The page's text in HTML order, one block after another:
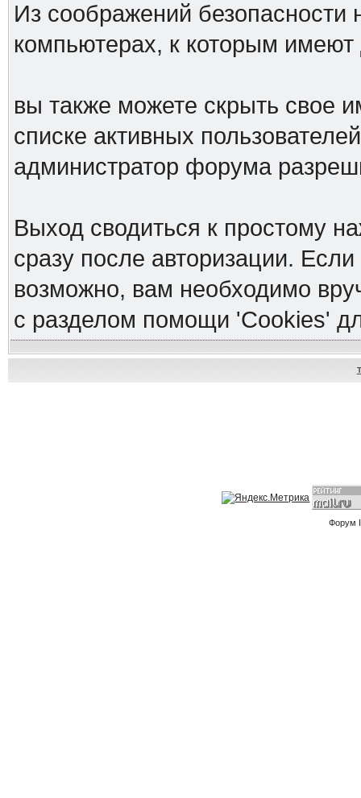
Из соображений
компьютерах, к которым имеют
вы также можете скрыть свое
списке активных
администратор форума
Выход сводиться к простому
сразу после авторизации.
возможно, вам необходимо
с разделом помощи 'Cookies'
Форум